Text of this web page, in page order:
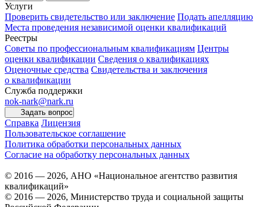
Услуги
Проверить свидетельство или заключение Подать апелляцию
Места проведения независимой оценки квалификаций
Реестры
Советы по профессиональным квалификациям Центры
оценки квалификации Сведения о квалификациях
Оценочные средства Свидетельства и заключения
о квалификации
Служба поддержки
nok-nark@nark.ru
Задать вопрос
Справка Лицензия
Пользовательское соглашение
Политика обработки персональных данных
Согласие на обработку персональных данных
© 2016 — 2026, АНО «Национальное агентство развития
квалификаций»
© 2016 — 2026, Министерство труда и социальной защиты